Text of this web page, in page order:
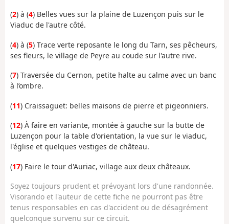
(2) à (4) Belles vues sur la plaine de Luzençon puis sur le
Viaduc de l'autre côté.
(4) à (5) Trace verte reposante le long du Tarn, ses pêcheurs,
ses fleurs, le village de Peyre au coude sur l'autre rive.
(7) Traversée du Cernon, petite halte au calme avec un banc
à l’ombre.
(11) Craissaguet: belles maisons de pierre et pigeonniers.
(12) À faire en variante, montée à gauche sur la butte de
Luzençon pour la table d'orientation, la vue sur le viaduc,
l'église et quelques vestiges de château.
(17) Faire le tour d'Auriac, village aux deux châteaux.
Soyez toujours prudent et prévoyant lors d'une randonnée.
Visorando et l'auteur de cette fiche ne pourront pas être
tenus responsables en cas d'accident ou de désagrément
quelconque survenu sur ce circuit.